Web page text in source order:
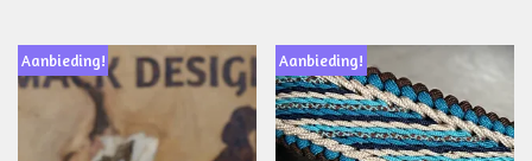
Aanbieding! Aanbieding!